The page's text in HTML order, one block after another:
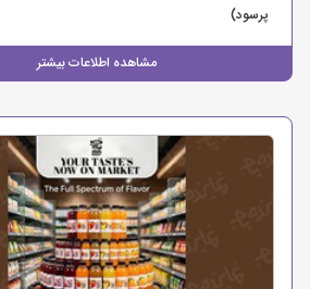
پرسود)
مشاهده اطلاعات بیشتر